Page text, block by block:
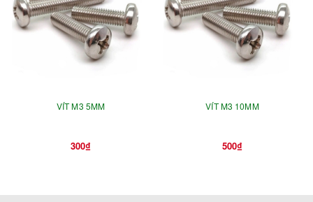
VÍT M3 5MM
300₫
VÍT M3 10MM
500₫